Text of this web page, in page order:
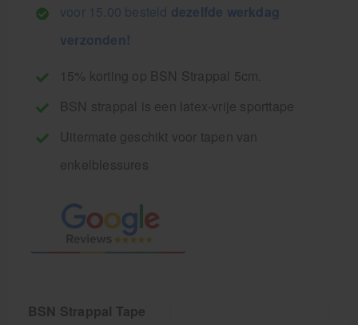
voor 15.00 besteld dezelfde werkdag
verzonden!
15% korting op BSN Strappal 5cm.
BSN strappal is een latex-vrije sporttape
Uitermate geschikt voor tapen van
enkelblessures
BSN Strappal Tape